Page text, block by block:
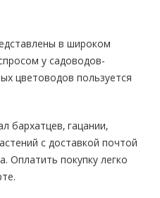
в широком
у садоводов-
цветоводов пользуется
бархатцев, гацании,
с доставкой почтой
Оплатить покупку легко